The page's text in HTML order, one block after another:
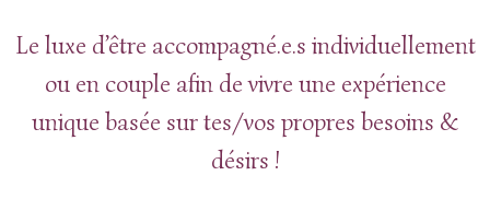
Le luxe d’être accompagné.e.s individuellement
ou en couple afin de vivre une expérience
unique basée sur tes/vos propres besoins &
désirs !